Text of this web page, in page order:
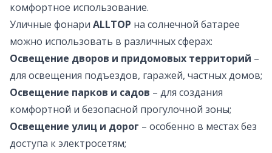
комфортное использование.
Уличные фонари ALLTOP на солнечной батарее
можно использовать в различных сферах:
Освещение дворов и придомовых территорий –
для освещения подъездов, гаражей, частных домов;
Освещение парков и садов – для создания
комфортной и безопасной прогулочной зоны;
Освещение улиц и дорог – особенно в местах без
доступа к электросетям;